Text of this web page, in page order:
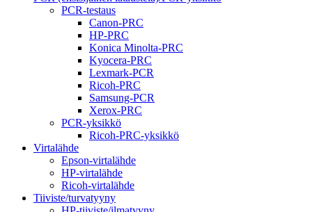
PCR-testaus
Canon-PRC
HP-PRC
Konica Minolta-PRC
Kyocera-PRC
Lexmark-PCR
Ricoh-PRC
Samsung-PCR
Xerox-PRC
PCR-yksikkö
Ricoh-PRC-yksikkö
Virtalähde
Epson-virtalähde
HP-virtalähde
Ricoh-virtalähde
Tiiviste/turvatyyny